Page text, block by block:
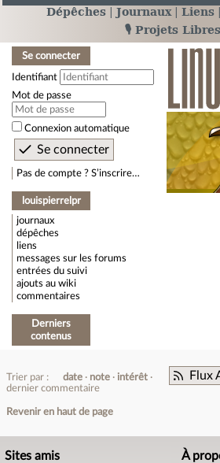
Dépêches Journaux Liens
🎙️ Projets Libres
Se connecter
Identifiant
Mot de passe
Connexion automatique
Pas de compte ? S’inscrire…
louispierrelpr
journaux
dépêches
liens
messages sur les forums
entrées du suivi
ajouts au wiki
commentaires
Derniers
contenus
Flux
Trier par : date note
intérêt
dernier commentaire
Revenir en haut de page
Sites amis À